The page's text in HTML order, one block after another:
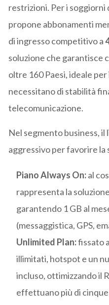
restrizioni. Per i soggiorni
propone abbonamenti
di ingresso competitivo a
soluzione che garantisce
oltre 160 Paesi, ideale
necessitano di stabilità
telecomunicazione.
Nel segmento business, il
aggressivo per favorire la
Piano Always On:al
rappresenta la
garantendo 1 GB al
(messaggistica, GPS,
Unlimited Plan:fissato
illimitati, hotspot e un
incluso, ottimizzando il
effettuano più di